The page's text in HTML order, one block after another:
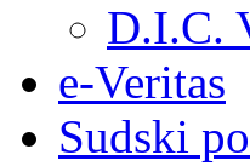
D.I.C.
e-Veritas
Sudski